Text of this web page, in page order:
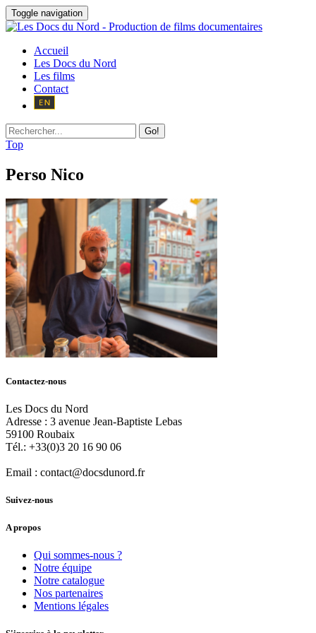
Toggle navigation
Accueil
Les Docs du Nord
Les films
Contact
Go!
Top
Perso Nico
Contactez-nous
Les Docs du Nord
Adresse : 3 avenue Jean-Baptiste Lebas
59100 Roubaix
Tél.: +33(0)3 20 16 90 06
Email : contact@docsdunord.fr
Suivez-nous
A propos
Qui sommes-nous ?
Notre équipe
Notre catalogue
Nos partenaires
Mentions légales